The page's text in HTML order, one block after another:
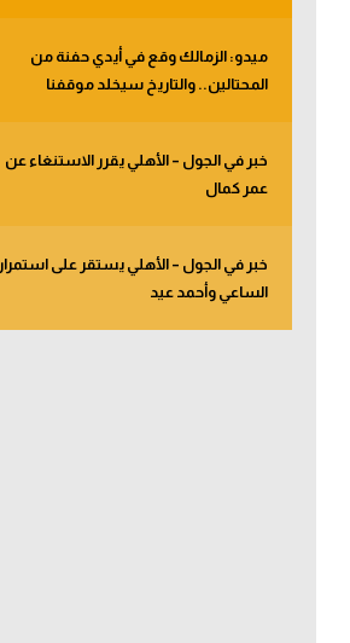
ميدو: الزمالك وقع في أيدي حفنة من
المحتالين.. والتاريخ سيخلد موقفنا
خبر في الجول – الأهلي يقرر الاستنغاء عن
عمر كمال
خبر في الجول – الأهلي يستقر على استمرار
الساعي وأحمد عيد